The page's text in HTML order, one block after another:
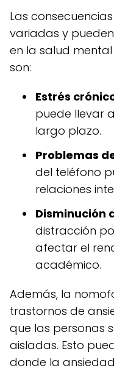
Las
variadas y
en la salud
son:
Estrés
puede llevar
largo plazo.
Problemas
del teléfono
relaciones
Disminución
distracción
afectar el
académico.
Además, la
trastornos de
que las personas
aisladas. Esto
donde la